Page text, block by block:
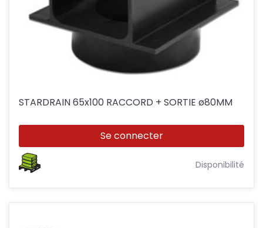
STARDRAIN 65x100 RACCORD + SORTIE ø80MM
Se connecter
Disponibilité